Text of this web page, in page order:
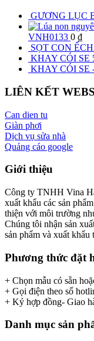
GƯƠNG LỤC
VNH0133 0 ₫
SỌT CON
KHAY CÓI SE
KHAY CÓI SE
LIÊN KẾT
Can dien tu
Giàn phơi
Dịch vụ sửa nhà
Quảng cáo google
Giới thiệu
Công ty TNHH Vina
xuất khẩu các sản
thiện với môi trường
Chúng tôi nhận sản
sản phẩm và xuất
Phương thức đặt
+ Chọn mẫu có sẵn
+ Gọi điện theo số
+ Ký hợp đồng- Giao
Danh mục sản